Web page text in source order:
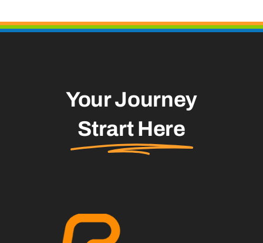
Your Journey
Strart Here